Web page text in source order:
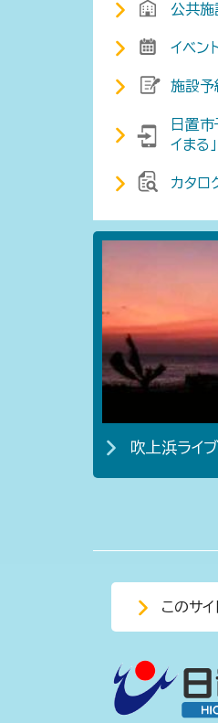
公共施
イベン
施設予
日置市
イまる」
カタロ
吹上浜ライ
このサ